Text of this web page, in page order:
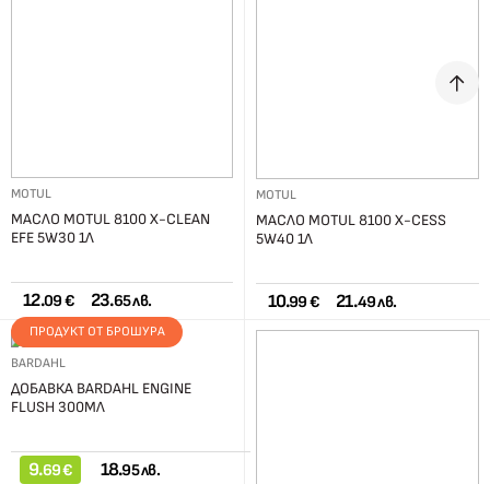
MOTUL
МАСЛО MOTUL 8100 X-CLEAN
EFE 5W30 1Л
12.09 € 23.65 лв.
MOTUL
МАСЛО MOTUL 8100 X-CESS
5W40 1Л
10.99 € 21.49 лв.
ПРОДУКТ ОТ БРОШУРА
BARDAHL
ДОБАВКА BARDAHL ENGINE
FLUSH 300МЛ
9.69 € 18.95 лв.